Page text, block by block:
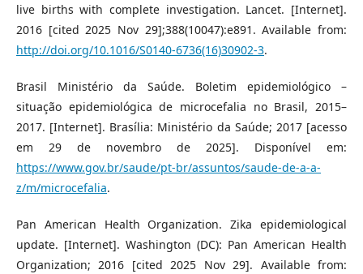
live births with complete investigation. Lancet. [Internet].
2016 [cited 2025 Nov 29];388(10047):e891. Available from:
http://doi.org/10.1016/S0140-6736(16)30902-3.
Brasil Ministério da Saúde. Boletim epidemiológico –
situação epidemiológica de microcefalia no Brasil, 2015–
2017. [Internet]. Brasília: Ministério da Saúde; 2017 [acesso
em 29 de novembro de 2025]. Disponível em:
https://www.gov.br/saude/pt-br/assuntos/saude-de-a-a-
z/m/microcefalia.
Pan American Health Organization. Zika epidemiological
update. [Internet]. Washington (DC): Pan American Health
Organization; 2016 [cited 2025 Nov 29]. Available from: